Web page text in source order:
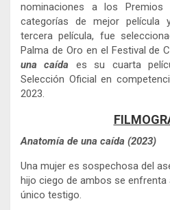
nominaciones a los Premios
categorías de mejor
tercera película, fue
Palma de Oro en el Festival de
una caída es su cuarta
Selección Oficial en
2023.
Anatomía de una caída (2023)
Una mujer es sospechosa del
hijo ciego de ambos se
único testigo.